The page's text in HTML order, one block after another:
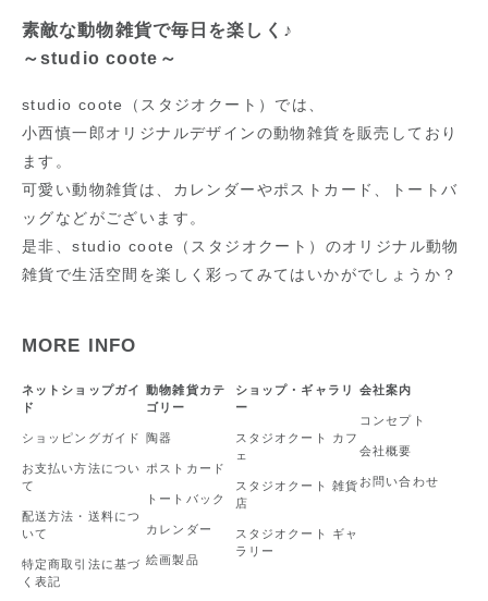
素敵な動物雑貨で毎日を楽しく♪
～studio coote～
studio coote（スタジオクート）では、
小西慎一郎オリジナルデザインの動物雑貨を販売しており
ます。
可愛い動物雑貨は、カレンダーやポストカード、トートバ
ッグなどがございます。
是非、studio coote（スタジオクート）のオリジナル動物
雑貨で生活空間を楽しく彩ってみてはいかがでしょうか？
MORE INFO
ネットショップガイ
ド
ショッピングガイド
お支払い方法につい
て
配送方法・送料につ
いて
特定商取引法に基づ
く表記
動物雑貨カテ
ゴリー
陶器
ポストカード
トートバック
カレンダー
絵画製品
ショップ・ギャラリ
ー
スタジオクート カフ
ェ
スタジオクート 雑貨
店
スタジオクート ギャ
ラリー
会社案内
コンセプト
会社概要
お問い合わせ